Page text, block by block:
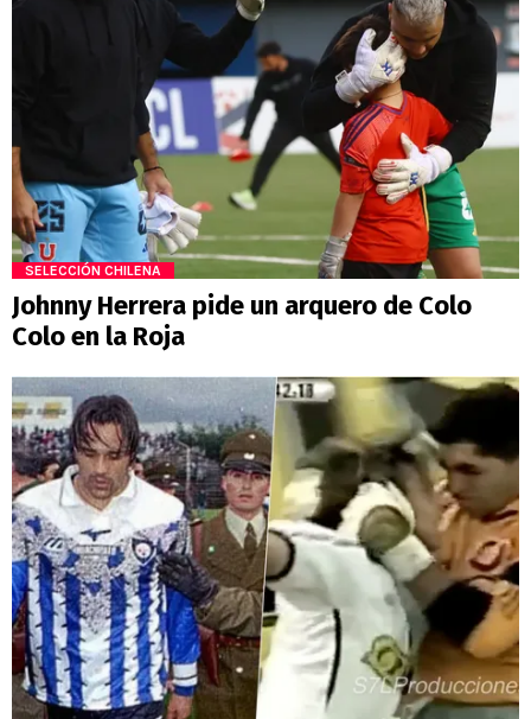
SELECCIÓN CHILENA
Johnny Herrera pide un arquero de Colo
Colo en la Roja